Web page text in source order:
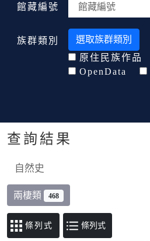
館藏編號
族群類別
選取族群類別
原住民族作品
OpenData
查詢結果
自然史
兩棲類 468
條列式